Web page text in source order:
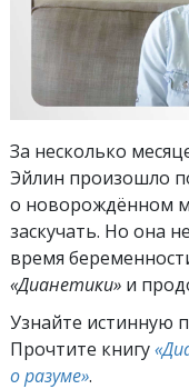
За несколько
Эйлин произошло
о новорождённом
заскучать. Но она
время
«Дианетики» и
Узнайте истинную
Прочтите книгу
о разуме».